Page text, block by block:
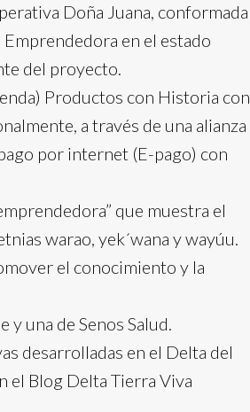
Doña Juana, conformada
en el estado
del proyecto.
Productos con Historia con
a través de una alianza
por internet (E-pago) con
que muestra el
warao, yek´wana y wayúu.
el conocimiento y la
y una de Senos Salud.
desarrolladas en el Delta del
el Blog Delta Tierra Viva